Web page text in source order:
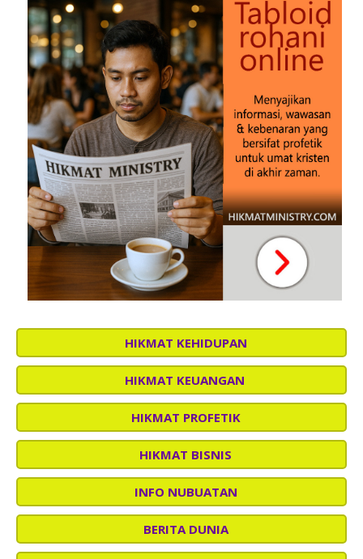
HIKMAT KEHIDUPAN
HIKMAT KEUANGAN
HIKMAT PROFETIK
HIKMAT BISNIS
INFO NUBUATAN
BERITA DUNIA